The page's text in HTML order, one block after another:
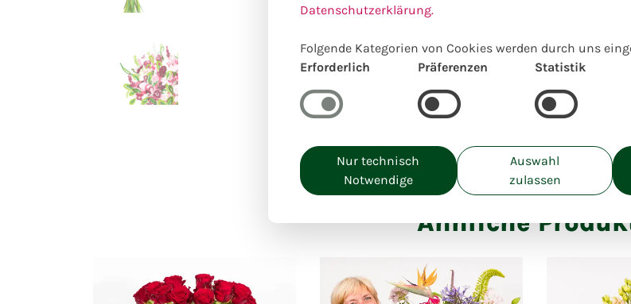
Einzigartig lokal kreiert
30,00€
Ähnliche
Datenschutzerklärung.
Folgende Kategorien von Cookies werden durch uns
Erforderlich
Präferenzen Statistik
Nur technisch
Notwendige
Auswahl
zulassen